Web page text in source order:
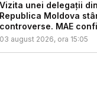
Vizita unei delegații
Republica Moldova
controverse. MAE
03 august 2026, ora 15:05